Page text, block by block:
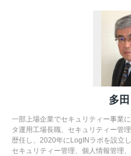
多
一部上場企業でセキュリティー事業
タ運用工場長職、セキュリティー管
歴任し、2020年にLogINラボを設立
セキュリティー管理、個人情報管理